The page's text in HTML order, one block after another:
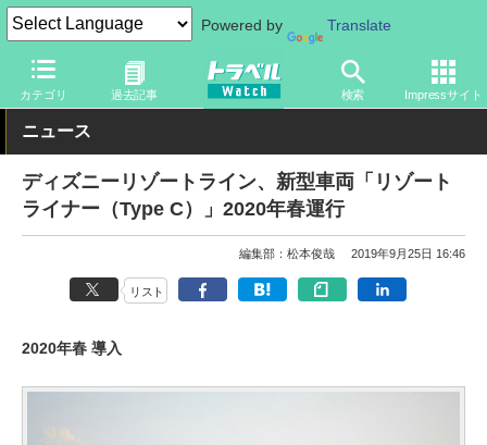
Powered by Translate
カテゴリ 過去記事 検索 Impressサイト
トラベル Watch 旅の情報 観光地 ディズニーリゾート
ニュース
ディズニーリゾートライン、新型車両「リゾート
ライナー（Type C）」2020年春運行
編集部：松本俊哉 2019年9月25日 16:46
リスト
2020年春 導入